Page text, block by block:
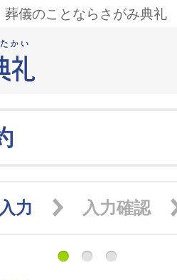
葬儀のことならさがみ典礼
力 入力確認